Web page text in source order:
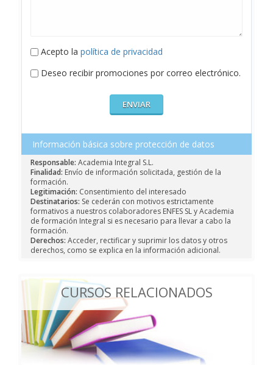
Acepto la política de privacidad
Deseo recibir promociones por correo electrónico.
Información básica sobre protección de datos
Responsable: Academia Integral S.L.
Finalidad: Envío de información solicitada, gestión de la
formación.
Legitimación: Consentimiento del interesado
Destinatarios: Se cederán con motivos estrictamente
formativos a nuestros colaboradores ENFES SL y Academia
de formación Integral si es necesario para llevar a cabo la
formación.
Derechos: Acceder, rectificar y suprimir los datos y otros
derechos, como se explica en la información adicional.
CURSOS RELACIONADOS